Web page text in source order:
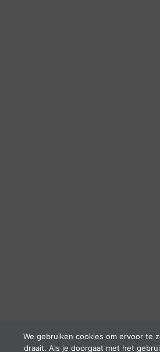
We gebruiken cookies om ervoor te
draait. Als je doorgaat met het